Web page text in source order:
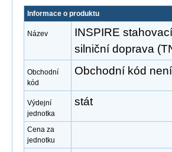
Informace o produktu
Název
INSPIRE
silniční doprava
Obchodní
kód
Obchodní kód
Výdejní
jednotka
stát
Cena za
jednotku